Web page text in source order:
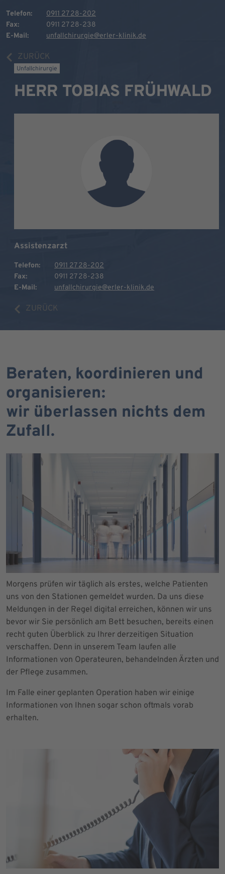
Telefon:
0911 27 28-202
Fax:
0911 27 28-238
E-Mail:
unfallchirurgie@erler-klinik.de
ZURÜCK
Unfallchirurgie
HERR TOBIAS FRÜHWALD
Assistenzarzt
Telefon:
0911 27 28-202
Fax:
0911 27 28-238
E-Mail:
unfallchirurgie@erler-klinik.de
ZURÜCK
Beraten, koordinieren und
organisieren:
wir überlassen nichts dem
Zufall.
Morgens prüfen wir täglich als erstes, welche Patienten
uns von den Stationen gemeldet wurden. Da uns diese
Meldungen in der Regel digital erreichen, können wir uns
bevor wir Sie persönlich am Bett besuchen, bereits einen
recht guten Überblick zu Ihrer derzeitigen Situation
verschaffen. Denn in unserem Team laufen alle
Informationen von Operateuren, behandelnden Ärzten und
der Pflege zusammen.
Im Falle einer geplanten Operation haben wir einige
Informationen von Ihnen sogar schon oftmals vorab
erhalten.